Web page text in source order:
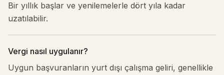
Bir yıllık başlar ve yenilemelerle dört yıla kadar
uzatılabilir.
Vergi nasıl uygulanır?
Uygun başvuranların yurt dışı çalışma geliri, genellikle